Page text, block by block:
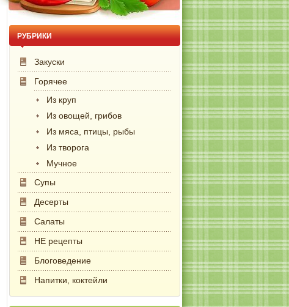
РУБРИКИ
Закуски
Горячее
Из круп
Из овощей, грибов
Из мяса, птицы, рыбы
Из творога
Мучное
Супы
Десерты
Салаты
НЕ рецепты
Блоговедение
Напитки, коктейли